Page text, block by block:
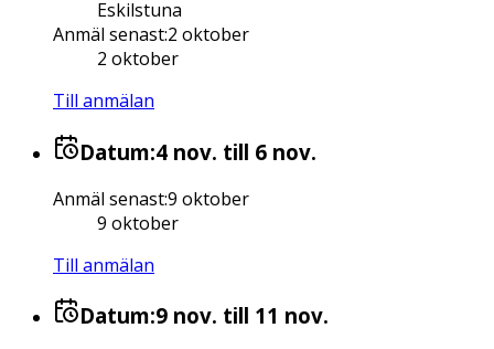
Eskilstuna
Anmäl senast:2 oktober
2 oktober
Till anmälan
Datum:4 nov. till 6 nov.
Anmäl senast:9 oktober
9 oktober
Till anmälan
Datum:9 nov. till 11 nov.